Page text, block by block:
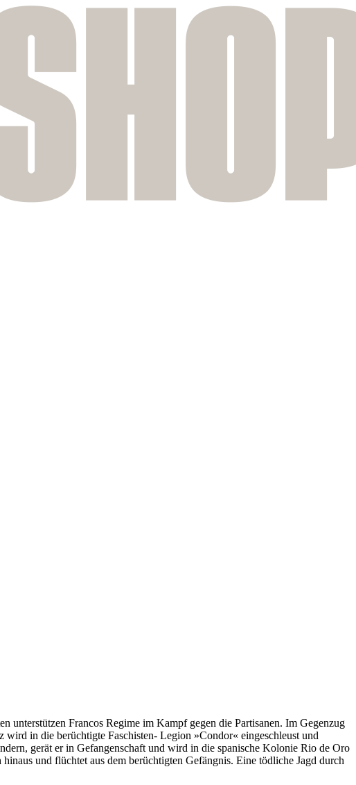
Francos Regime im Kampf gegen die Partisanen. Im Gegenzug
in die berüchtigte Faschisten- Legion »Condor« eingeschleust und
gerät er in Gefangenschaft und wird in die spanische Kolonie Rio de Oro
und flüchtet aus dem berüchtigten Gefängnis. Eine tödliche Jagd durch